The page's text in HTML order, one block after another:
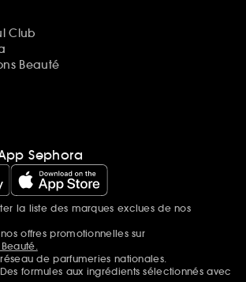
Club
Beauté
Sephora
la liste des marques exclues de nos
offres promotionnelles sur
de parfumeries nationales.
formules aux ingrédients sélectionnés avec